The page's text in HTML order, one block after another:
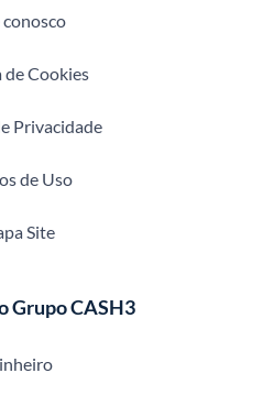
conosco
de Cookies
Privacidade
de Uso
Site
Grupo CASH3